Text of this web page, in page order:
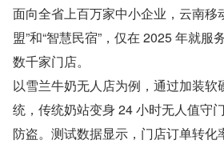
面向全省上百万家中小企业，云南移
盟”和“智慧民宿”，仅在 2025 年就服
数千家门店。
以雪兰牛奶无人店为例，通过加装软
统，传统奶站变身 24 小时无人值守
防盗。测试数据显示，门店订单转化